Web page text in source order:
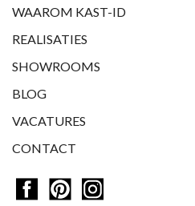
WAAROM KAST-ID
REALISATIES
SHOWROOMS
BLOG
VACATURES
CONTACT